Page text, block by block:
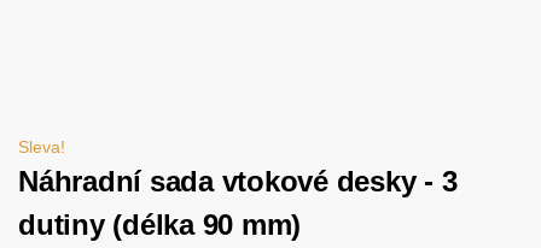
Sleva!
Náhradní sada vtokové desky - 3
dutiny (délka 90 mm)